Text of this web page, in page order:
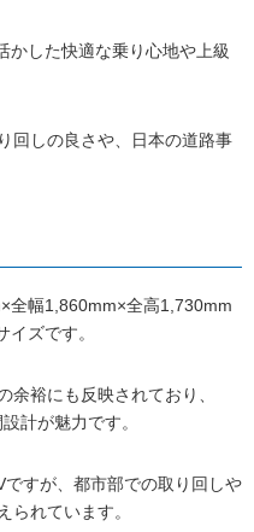
かした快適な乗り心地や上級
回しの良さや、日本の道路事
全幅1,860mm×全高1,730mm
ズです。
余裕にも反映されており、
計が魅力です。
すが、都市部での取り回しや
られています。